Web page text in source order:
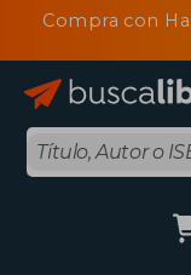
Compra con